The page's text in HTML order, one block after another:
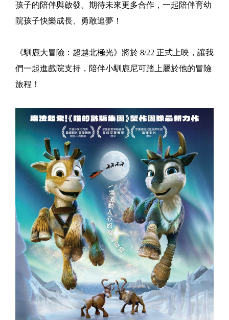
孩子的陪伴與啟發。期待未來更多合作，一起陪伴育幼
院孩子快樂成長、勇敢追夢！
《馴鹿大冒險：超越北極光》將於 8/22 正式上映，讓我
們一起進戲院支持，陪伴小馴鹿尼可踏上屬於他的冒險
旅程！